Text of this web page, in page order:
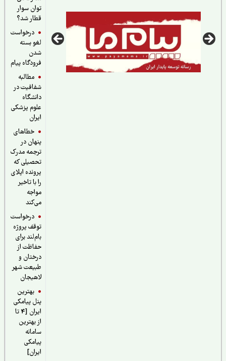
توان سوار
قطار شد؟
درخواست
لغو بسته
فرودگاه پیام
مطالبه
شفافیت در
دانشگاه
علوم پزشکی
خطاهای
پنهان در
ترجمه مدرک
تحصیلی که
پرونده اپلای
را با تاخیر
درخواست
توقف پروژه
بام‌لند برای
حفاظت از
درختان و
طبیعت شهر
لاهیجان
بهترین
پنل پیامکی
ایران [4 تا
از بهترین
سامانه
پیامکی